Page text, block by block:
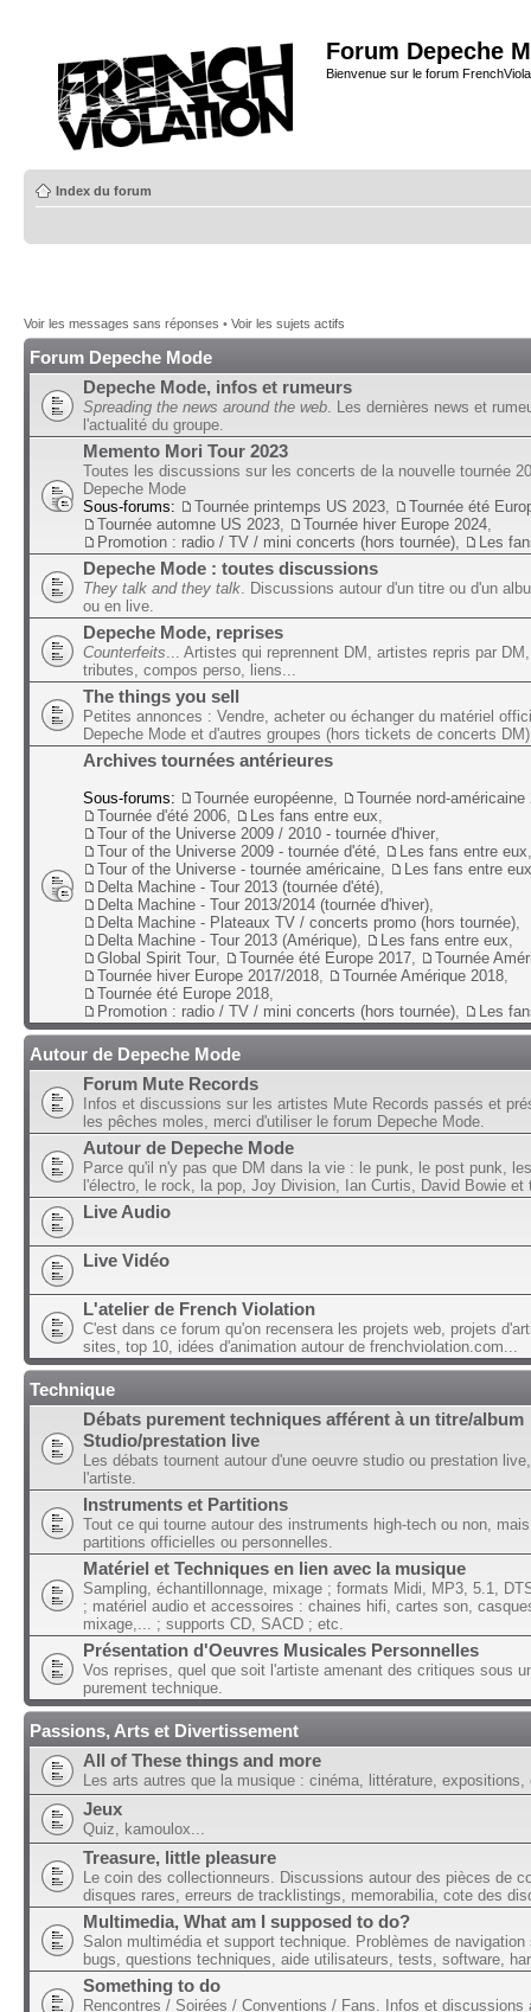
Forum Depeche
Bienvenue sur le forum
Index du forum
Voir les messages sans réponses • Voir les sujets actifs
Forum Depeche Mode
Depeche Mode, infos et rumeurs
Spreading the news around the web . Les dernières news et
l'actualité du groupe.
Memento Mori Tour 2023
Toutes les discussions sur les concerts de la nouvelle tournée
Depeche Mode
Sous-forums:
Tournée printemps US 2023
Tournée été
Tournée automne US 2023
Tournée hiver Europe 2024
Promotion : radio / TV / mini concerts (hors tournée)
Les
Depeche Mode : toutes discussions
They talk and they talk . Discussions autour d'un titre ou d'un
ou en live.
Depeche Mode, reprises
Counterfeits ... Artistes qui reprennent DM, artistes repris par
tributes, compos perso, liens...
The things you sell
Petites annonces : Vendre, acheter ou échanger du matériel
Depeche Mode et d'autres groupes (hors tickets de concerts DM)
Archives tournées antérieures
Sous-forums: Tournée européenne
Tournée nord-américaine
Tournée d'été 2006
Les fans entre eux
Tour of the Universe 2009 / 2010 - tournée d'hiver
Tour of the Universe 2009 - tournée d'été
Les fans entre eux
Tour of the Universe - tournée américaine
Les fans entre eux
Delta Machine - Tour 2013 (tournée d'été)
Delta Machine - Tour 2013/2014 (tournée d'hiver)
Delta Machine - Plateaux TV / concerts promo (hors tournée)
Delta Machine - Tour 2013 (Amérique)
Les fans entre eux
Global Spirit Tour
Tournée été Europe 2017
Tournée
Tournée hiver Europe 2017/2018
Tournée Amérique 2018
Tournée été Europe 2018
Promotion : radio / TV / mini concerts (hors tournée)
Les
Autour de Depeche Mode
Forum Mute Records
Infos et discussions sur les artistes Mute Records passés et
les pêches moles, merci d'utiliser le forum Depeche Mode.
Autour de Depeche Mode
Parce qu'il n'y pas que DM dans la vie : le punk, le post punk,
l'électro, le rock, la pop, Joy Division, Ian Curtis, David Bowie et
Live Audio
Live Vidéo
L'atelier de French Violation
C'est dans ce forum qu'on recensera les projets web, projets
sites, top 10, idées d'animation autour de frenchviolation.com...
Technique
Débats purement techniques afférent à un titre/album
Studio/prestation live
Les débats tournent autour d'une oeuvre studio ou prestation
l'artiste.
Instruments et Partitions
Tout ce qui tourne autour des instruments high-tech ou non,
partitions officielles ou personnelles.
Matériel et Techniques en lien avec la musique
Sampling, échantillonnage, mixage ; formats Midi, MP3, 5.1,
; matériel audio et accessoires : chaines hifi, cartes son,
mixage,... ; supports CD, SACD ; etc.
Présentation d'Oeuvres Musicales Personnelles
Vos reprises, quel que soit l'artiste amenant des critiques sous
purement technique.
Passions, Arts et Divertissement
All of These things and more
Les arts autres que la musique : cinéma, littérature, expositions,
Jeux
Quiz, kamoulox...
Treasure, little pleasure
Le coin des collectionneurs. Discussions autour des pièces de
disques rares, erreurs de tracklistings, memorabilia, cote des
Multimedia, What am I supposed to do?
Salon multimédia et support technique. Problèmes de navigation
bugs, questions techniques, aide utilisateurs, tests, software,
Something to do
Rencontres / Soirées / Conventions / Fans. Infos et discussions